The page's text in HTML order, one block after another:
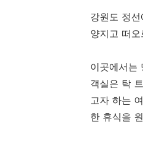
강원도 정
양지고 떠
이곳에서는
객실은 탁
고자 하는
한 휴식을